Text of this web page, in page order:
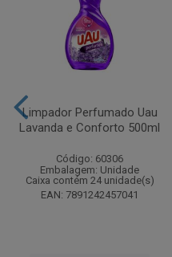
Limpador Perfumado Uau
Lavanda e Conforto 500ml
Código: 60306
Embalagem: Unidade
Caixa contém 24 unidade(s)
EAN: 7891242457041